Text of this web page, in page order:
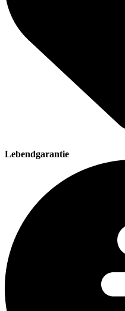
Lebendgarantie